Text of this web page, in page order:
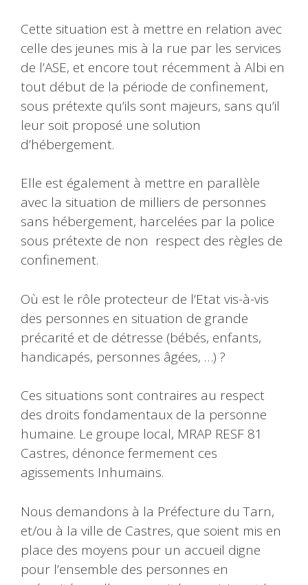
Cette situation est à mettre en relation avec
celle des jeunes mis à la rue par les services
de l’ASE, et encore tout récemment à Albi en
tout début de la période de confinement,
sous prétexte qu’ils sont majeurs, sans qu’il
leur soit proposé une solution
d’hébergement.
Elle est également à mettre en parallèle
avec la situation de milliers de personnes
sans hébergement, harcelées par la police
sous prétexte de non respect des règles de
confinement.
Où est le rôle protecteur de l’Etat vis-à-vis
des personnes en situation de grande
précarité et de détresse (bébés, enfants,
handicapés, personnes âgées, …) ?
Ces situations sont contraires au respect
des droits fondamentaux de la personne
humaine. Le groupe local, MRAP RESF 81
Castres, dénonce fermement ces
agissements Inhumains.
Nous demandons à la Préfecture du Tarn,
et/ou à la ville de Castres, que soient mis en
place des moyens pour un accueil digne
pour l’ensemble des personnes en